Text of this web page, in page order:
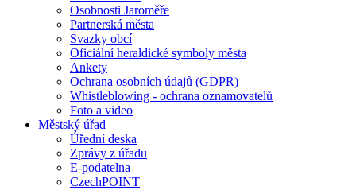
Osobnosti Jaroměře
Partnerská města
Svazky obcí
Oficiální heraldické symboly města
Ankety
Ochrana osobních údajů (GDPR)
Whistleblowing - ochrana oznamovatelů
Foto a video
Městský úřad
Úřední deska
Zprávy z úřadu
E-podatelna
CzechPOINT